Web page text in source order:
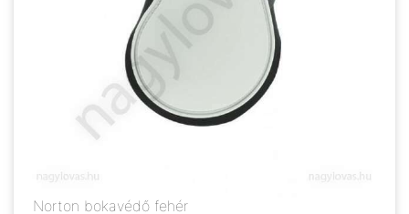
Norton bokavédő fehér